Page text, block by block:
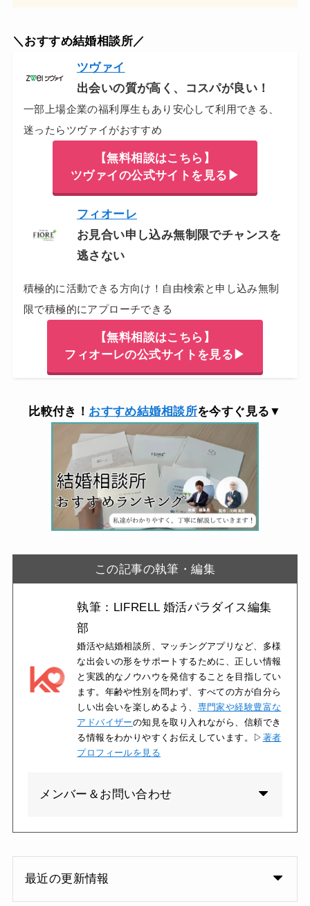
＼おすすめ結婚相談所／
ツヴァイ
出会いの質が高く、コスパが良い！
一部上場企業の福利厚生もあり安心して利用できる、
迷ったらツヴァイがおすすめ
【無料相談はこちら】
ツヴァイの公式サイトを見る▶
フィオーレ
お見合い申し込み無制限でチャンスを
逃さない
積極的に活動できる方向け！自由検索と申し込み無制
限で積極的にアプローチできる
【無料相談はこちら】
フィオーレの公式サイトを見る▶
比較付き！ おすすめ結婚相談所を今すぐ見る▼
この記事の執筆・編集
執筆：LIFRELL 婚活パラダイス編集
部
婚活や結婚相談所、マッチングアプリなど、多様
な出会いの形をサポートするために、正しい情報
と実践的なノウハウを発信することを目指してい
ます。年齢や性別を問わず、すべての方が自分ら
しい出会いを楽しめるよう、 専門家や経験豊富な
アドバイザーの知見を取り入れながら、信頼でき
る情報をわかりやすくお伝えしています。▷ 著者
プロフィールを見る
メンバー＆お問い合わせ
最近の更新情報